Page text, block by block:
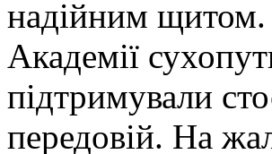
надійним щитом.
Академії
підтримували
передовій. На